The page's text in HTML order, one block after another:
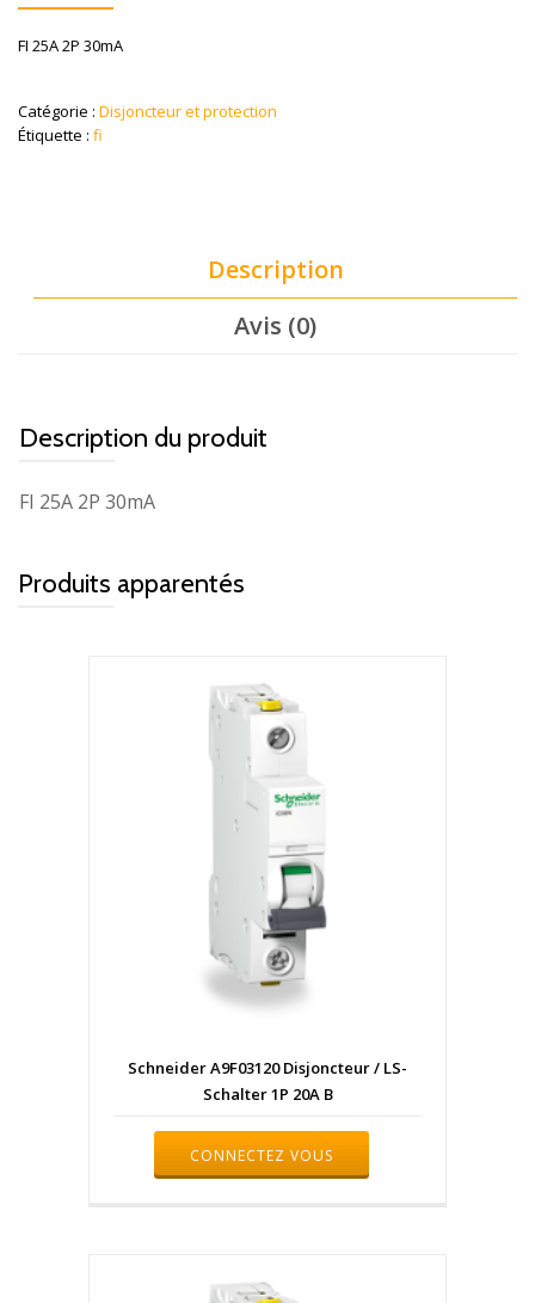
FI 25A 2P 30mA
Catégorie : Disjoncteur et protection
Étiquette : fi
Description
Avis (0)
Description du produit
FI 25A 2P 30mA
Produits apparentés
Schneider A9F03120 Disjoncteur / LS-
Schalter 1P 20A B
CONNECTEZ VOUS